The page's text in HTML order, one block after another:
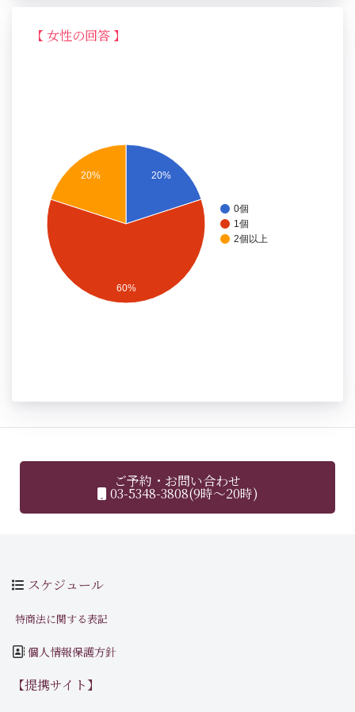
【 女性の回答 】
0個
1個
2個以上
20%
20%
60%
ご予約・お問い合わせ
03-5348-3808(9時～20時)
スケジュール
特商法に関する表記
個人情報保護方針
【提携サイト】